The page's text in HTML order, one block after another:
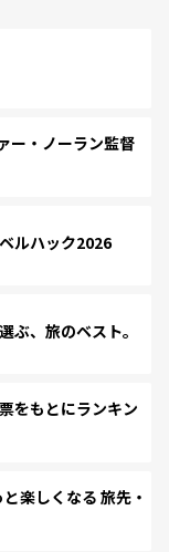
ー・ノーラン監督
ルハック2026
、旅のベスト。
をもとにランキン
楽しくなる 旅先・